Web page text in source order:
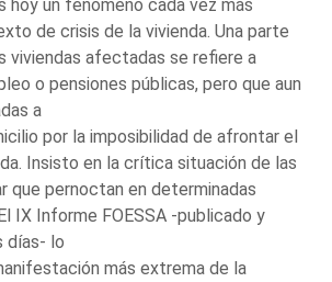
hoy un fenómeno cada vez más
de crisis de la vivienda. Una parte
viviendas afectadas se refiere a
o pensiones públicas, pero que aun
a
por la imposibilidad de afrontar el
Insisto en la crítica situación de las
que pernoctan en determinadas
IX Informe FOESSA -publicado y
días- lo
más extrema de la